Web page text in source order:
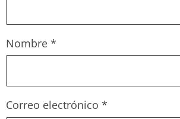
Nombre *
Correo electrónico *